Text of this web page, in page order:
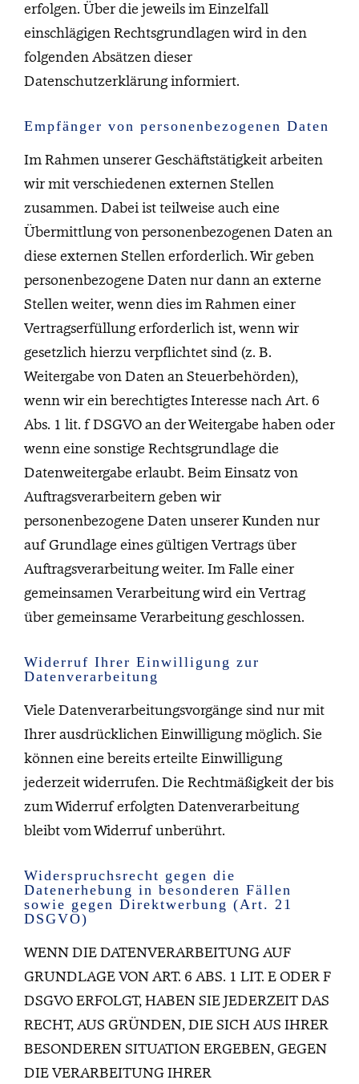
erfolgen. Über die jeweils im Einzelfall
einschlägigen Rechtsgrundlagen wird in den
folgenden Absätzen dieser
Datenschutzerklärung informiert.
Empfänger von personenbezogenen Daten
Im Rahmen unserer Geschäftstätigkeit arbeiten
wir mit verschiedenen externen Stellen
zusammen. Dabei ist teilweise auch eine
Übermittlung von personenbezogenen Daten an
diese externen Stellen erforderlich. Wir geben
personenbezogene Daten nur dann an externe
Stellen weiter, wenn dies im Rahmen einer
Vertragserfüllung erforderlich ist, wenn wir
gesetzlich hierzu verpflichtet sind (z. B.
Weitergabe von Daten an Steuerbehörden),
wenn wir ein berechtigtes Interesse nach Art. 6
Abs. 1 lit. f DSGVO an der Weitergabe haben oder
wenn eine sonstige Rechtsgrundlage die
Datenweitergabe erlaubt. Beim Einsatz von
Auftragsverarbeitern geben wir
personenbezogene Daten unserer Kunden nur
auf Grundlage eines gültigen Vertrags über
Auftragsverarbeitung weiter. Im Falle einer
gemeinsamen Verarbeitung wird ein Vertrag
über gemeinsame Verarbeitung geschlossen.
Widerruf Ihrer Einwilligung zur
Datenverarbeitung
Viele Datenverarbeitungsvorgänge sind nur mit
Ihrer ausdrücklichen Einwilligung möglich. Sie
können eine bereits erteilte Einwilligung
jederzeit widerrufen. Die Rechtmäßigkeit der bis
zum Widerruf erfolgten Datenverarbeitung
bleibt vom Widerruf unberührt.
Widerspruchsrecht gegen die
Datenerhebung in besonderen Fällen
sowie gegen Direktwerbung (Art. 21
DSGVO)
WENN DIE DATENVERARBEITUNG AUF
GRUNDLAGE VON ART. 6 ABS. 1 LIT. E ODER F
DSGVO ERFOLGT, HABEN SIE JEDERZEIT DAS
RECHT, AUS GRÜNDEN, DIE SICH AUS IHRER
BESONDEREN SITUATION ERGEBEN, GEGEN
DIE VERARBEITUNG IHRER